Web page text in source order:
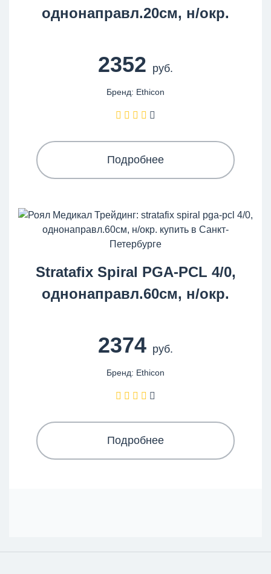
однонаправл.20см, н/окр.
2352 руб.
Бренд: Ethicon
Подробнее
Stratafix Spiral PGA-PCL 4/0,
однонаправл.60см, н/окр.
2374 руб.
Бренд: Ethicon
Подробнее